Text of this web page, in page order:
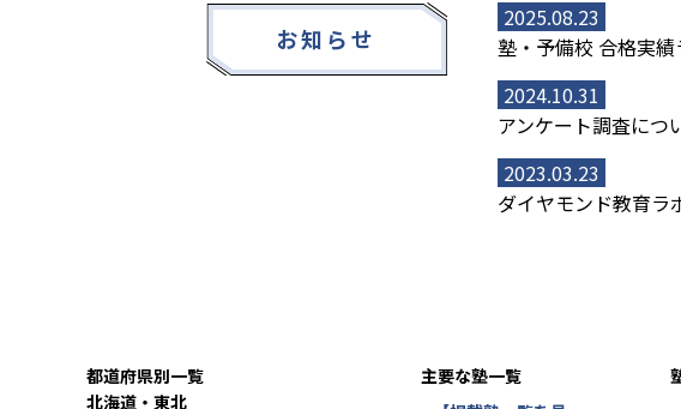
お知らせ
2025.08.23
塾・予備校 合格実
2024.10.31
アンケート調査につ
2023.03.23
ダイヤモンド教育ラ
都道府県別一覧
北海道・東北
主要な塾一覧